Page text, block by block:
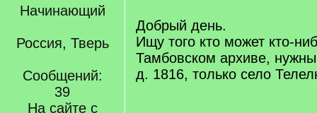
Начинающий
Россия, Тверь
Сообщений:
39
На сайте с
Добрый день.
Ищу того кто может кто-
Тамбовском архиве,
д. 1816, только село